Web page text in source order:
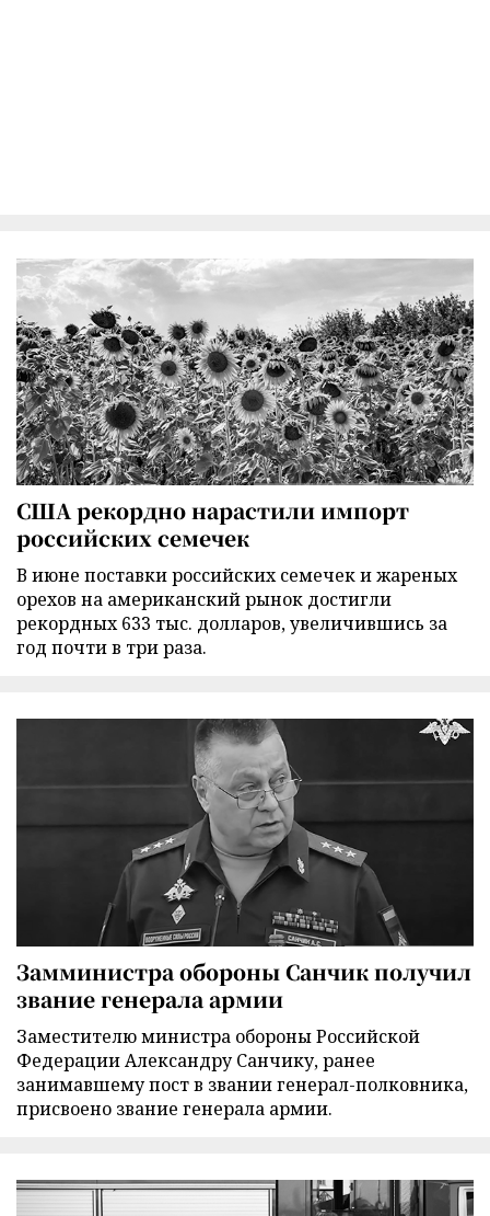
США рекордно нарастили импорт
российских семечек
В июне поставки российских семечек и жареных
орехов на американский рынок достигли
рекордных 633 тыс. долларов, увеличившись за
год почти в три раза.
Замминистра обороны Санчик получил
звание генерала армии
Заместителю министра обороны Российской
Федерации Александру Санчику, ранее
занимавшему пост в звании генерал-полковника,
присвоено звание генерала армии.